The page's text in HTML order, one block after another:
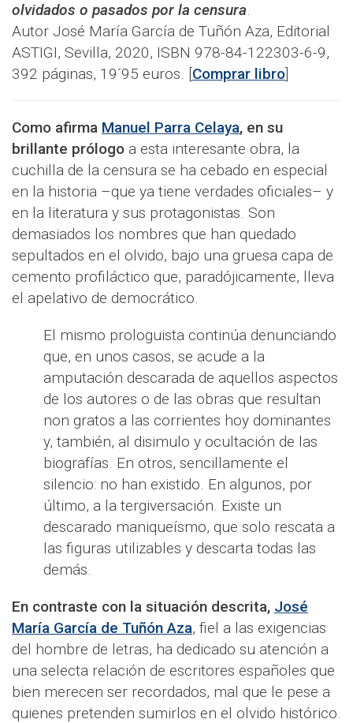
olvidados o pasados por la censura.
Autor José María García de Tuñón Aza, Editorial
ASTIGI, Sevilla, 2020, ISBN 978-84-122303-6-9,
392 páginas, 19´95 euros. [Comprar libro]
Como afirma Manuel Parra Celaya, en su
brillante prólogo a esta interesante obra, la
cuchilla de la censura se ha cebado en especial
en la historia –que ya tiene verdades oficiales– y
en la literatura y sus protagonistas. Son
demasiados los nombres que han quedado
sepultados en el olvido, bajo una gruesa capa de
cemento profiláctico que, paradójicamente, lleva
el apelativo de democrático.
El mismo prologuista continúa denunciando
que, en unos casos, se acude a la
amputación descarada de aquellos aspectos
de los autores o de las obras que resultan
non gratos a las corrientes hoy dominantes
y, también, al disimulo y ocultación de las
biografías. En otros, sencillamente el
silencio: no han existido. En algunos, por
último, a la tergiversación. Existe un
descarado maniqueísmo, que solo rescata a
las figuras utilizables y descarta todas las
demás.
En contraste con la situación descrita, José
María García de Tuñón Aza, fiel a las exigencias
del hombre de letras, ha dedicado su atención a
una selecta relación de escritores españoles que
bien merecen ser recordados, mal que le pese a
quienes pretenden sumirlos en el olvido histórico.